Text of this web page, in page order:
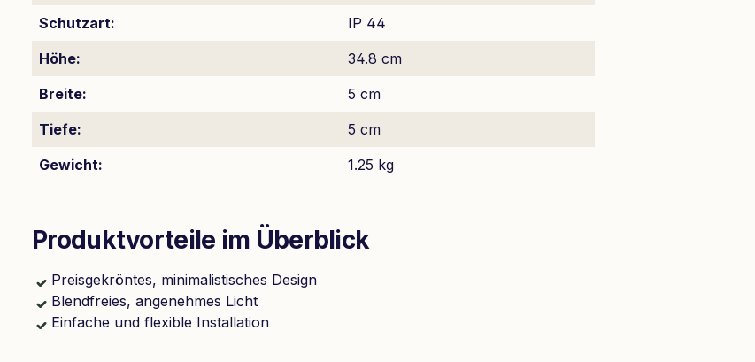
Schutzart:
IP 44
Höhe:
34.8 cm
Breite:
5 cm
Tiefe:
5 cm
Gewicht:
1.25 kg
Produktvorteile im Überblick
Preisgekröntes, minimalistisches Design
Blendfreies, angenehmes Licht
Einfache und flexible Installation